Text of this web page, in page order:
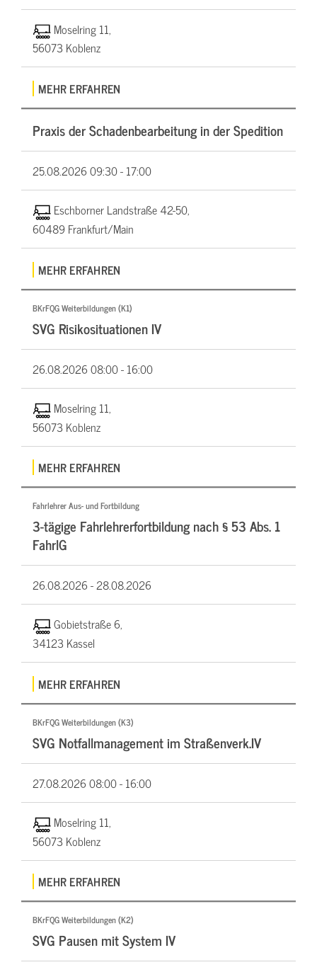
Moselring 11,
56073 Koblenz
MEHR ERFAHREN
Praxis der Schadenbearbeitung in der Spedition
25.08.202609:30 - 17:00
Eschborner Landstraße 42-50,
60489 Frankfurt/Main
MEHR ERFAHREN
BKrFQG Weiterbildungen (K1)
SVG Risikosituationen IV
26.08.202608:00 - 16:00
Moselring 11,
56073 Koblenz
MEHR ERFAHREN
Fahrlehrer Aus- und Fortbildung
3-tägige Fahrlehrerfortbildung nach § 53 Abs. 1
FahrlG
26.08.2026 -28.08.2026
Gobietstraße 6,
34123 Kassel
MEHR ERFAHREN
BKrFQG Weiterbildungen (K3)
SVG Notfallmanagement im Straßenverk.IV
27.08.202608:00 - 16:00
Moselring 11,
56073 Koblenz
MEHR ERFAHREN
BKrFQG Weiterbildungen (K2)
SVG Pausen mit System IV